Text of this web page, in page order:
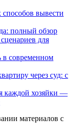
вывести
полный обзор
для
современном
через суд: с
каждой хозяйки —
материалов с